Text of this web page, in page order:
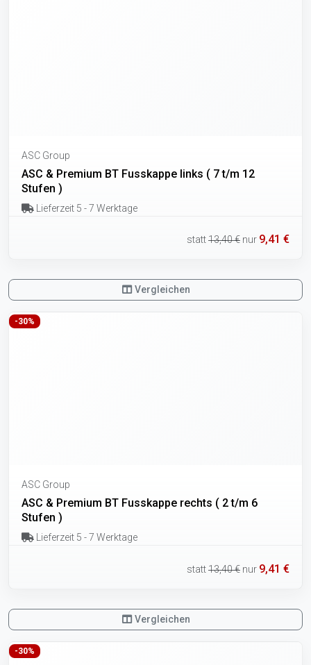
ASC Group
ASC & Premium BT Fusskappe links ( 7 t/m 12
Stufen )
Lieferzeit 5 - 7 Werktage
statt13,40 € nur 9,41 €
Vergleichen
-30%
ASC Group
ASC & Premium BT Fusskappe rechts ( 2 t/m 6
Stufen )
Lieferzeit 5 - 7 Werktage
statt13,40 € nur 9,41 €
Vergleichen
-30%